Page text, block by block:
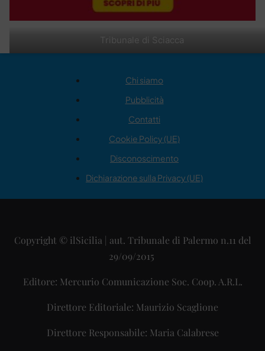
Tribunale di Sciacca
Chi siamo
Pubblicità
Contatti
Cookie Policy (UE)
Disconoscimento
Dichiarazione sulla Privacy (UE)
Copyright © ilSicilia | aut. Tribunale di Palermo n.11 del
29/09/2015
Editore: Mercurio Comunicazione Soc. Coop. A.R.L.
Direttore Editoriale: Maurizio Scaglione
Direttore Responsabile: Maria Calabrese